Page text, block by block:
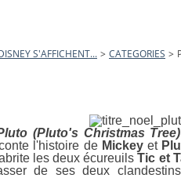
S'AFFICHENT... > CATEGORIES >
(Pluto's Christmas Tree)
l'histoire de Mickeyet
les deux écureuilsTic et
de ses deux